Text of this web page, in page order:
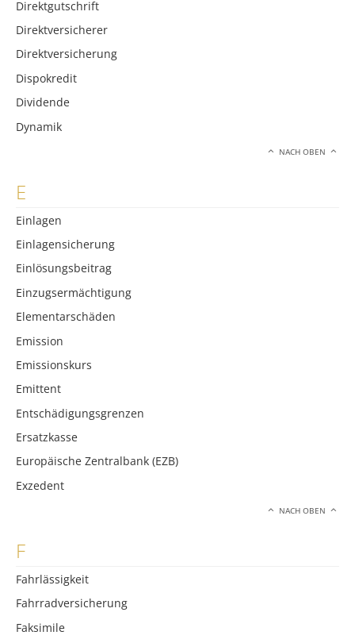
Direktgutschrift
Direktversicherer
Direktversicherung
Dispokredit
Dividende
Dynamik
NACH OBEN
E
Einlagen
Einlagensicherung
Einlösungsbeitrag
Einzugsermächtigung
Elementarschäden
Emission
Emissionskurs
Emittent
Entschädigungsgrenzen
Ersatzkasse
Europäische Zentralbank (EZB)
Exzedent
NACH OBEN
F
Fahrlässigkeit
Fahrradversicherung
Faksimile